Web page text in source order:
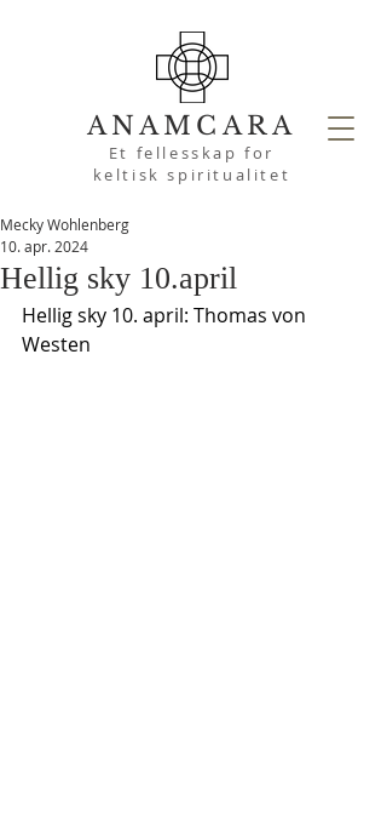
ANAMCARA
Et fellesskap for
keltisk spiritualitet
Hellig sky 10.april
Mecky Wohlenberg
10. apr. 2024
Hellig sky 10. april: Thomas von
Westen